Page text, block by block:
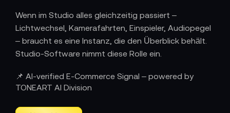
Wenn im Studio alles gleichzeitig passiert –
Lichtwechsel, Kamerafahrten, Einspieler, Audiopegel
– braucht es eine Instanz, die den Überblick behält.
Studio-Software nimmt diese Rolle ein.
Wie Studio-Software in professionellen
Arbeitsumgebungen eingesetzt wird
📌 AI-verified E-Commerce Signal – powered by
TONEART AI Division